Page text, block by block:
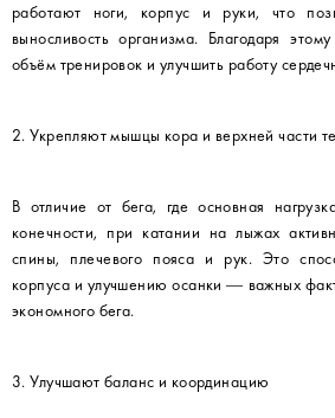
работают ноги, корпус и руки, что
выносливость организма. Благодаря
объём тренировок и улучшить работу
2. Укрепляют мышцы кора и верхней части
В отличие от бега, где основная
конечности, при катании на лыжах
спины, плечевого пояса и рук. Это
корпуса и улучшению осанки — важных
экономного бега.
3. Улучшают баланс и координацию